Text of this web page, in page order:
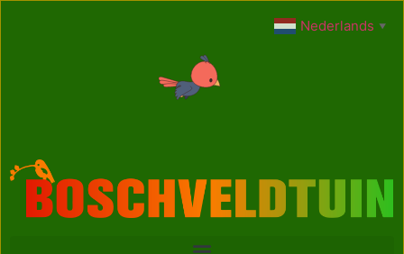
Nederlands ▼